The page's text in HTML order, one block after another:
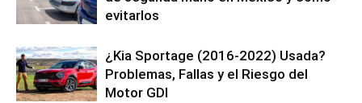
evitarlos
¿Kia Sportage (2016-2022) Usada?
Problemas, Fallas y el Riesgo del
Motor GDI